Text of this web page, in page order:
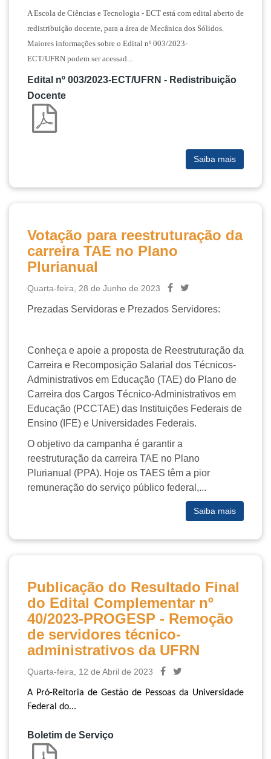
A Escola de Ciências e Tecnologia - ECT está com edital aberto de
redistribuição docente, para a área de Mecânica dos Sólidos.
Maiores informações sobre o Edital nº 003/2023-
ECT/UFRN podem ser acessad...
Edital nº 003/2023-ECT/UFRN - Redistribuição
Docente
Saiba mais
Votação para reestruturação da
carreira TAE no Plano
Plurianual
Quarta-feira, 28 de Junho de 2023
Prezadas Servidoras e Prezados Servidores:
Conheça e apoie a proposta de Reestruturação da
Carreira e Recomposição Salarial dos Técnicos-
Administrativos em Educação (TAE) do Plano de
Carreira dos Cargos Técnico-Administrativos em
Educação (PCCTAE) das Instituições Federais de
Ensino (IFE) e Universidades Federais.
O objetivo da campanha é garantir a
reestruturação da carreira TAE no Plano
Plurianual (PPA). Hoje os TAES têm a pior
remuneração do serviço público federal,...
Saiba mais
Publicação do Resultado Final
do Edital Complementar nº
40/2023-PROGESP - Remoção
de servidores técnico-
administrativos da UFRN
Quarta-feira, 12 de Abril de 2023
A Pró-Reitoria de Gestão de Pessoas da Universidade
Federal do...
Boletim de Serviço